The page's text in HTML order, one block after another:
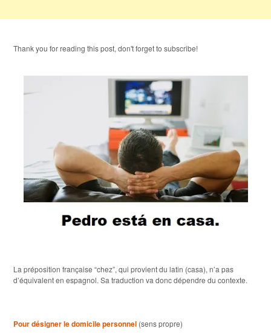
Thank you for reading this post, don't forget to subscribe!
La préposition française “chez”, qui provient du latin (casa), n’a pas
d’équivalent en espagnol. Sa traduction va donc dépendre du contexte.
Pour désigner le domicile personnel (sens propre)